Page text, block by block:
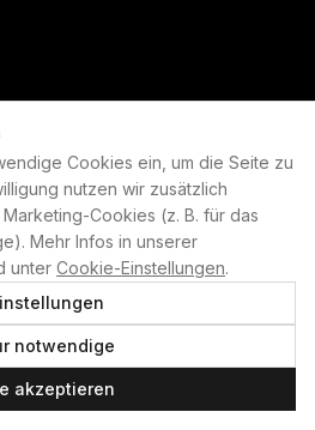
Cookies ein, um die Seite zu
nutzen wir zusätzlich
Cookies (z. B. für das
Mehr Infos in unserer
unter Cookie-Einstellungen.
notwendige
akzeptieren
Alle Rechte vorbehalten.